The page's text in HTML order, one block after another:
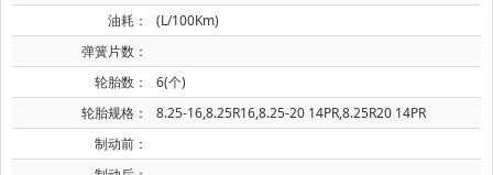
油耗：
(L/100Km)
弹簧片数：
轮胎数：
6(个)
轮胎规格：
8.25-16,8.25R16,8.25-20 14PR,8.25R20 14PR
制动前：